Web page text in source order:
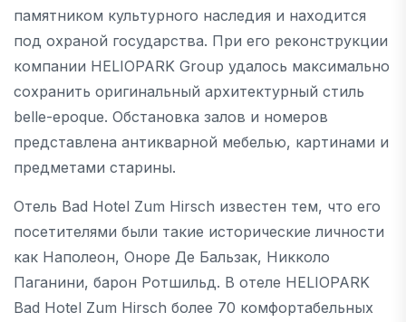
памятником культурного наследия и находится
под охраной государства. При его реконструкции
компании HELIOPARK Group удалось максимально
сохранить оригинальный архитектурный стиль
belle-epoque. Обстановка залов и номеров
представлена антикварной мебелью, картинами и
предметами старины.
Отель Bad Hotel Zum Hirsch известен тем, что его
посетителями были такие исторические личности
как Наполеон, Оноре Де Бальзак, Никколо
Паганини, барон Ротшильд. В отеле HELIOPARK
Bad Hotel Zum Hirsch более 70 комфортабельных